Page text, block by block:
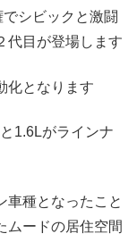
シビックと激闘
代目が登場します
化となります
1.6Lがラインナ
車種となったこと
ムードの居住空間